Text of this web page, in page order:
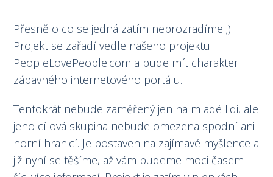
Přesně o co se jedná zatím neprozradíme ;)
Projekt se zařadí vedle našeho projektu
PeopleLovePeople.com a bude mít charakter
zábavného internetového portálu.
Tentokrát nebude zaměřený jen na mladé lidi, ale
jeho cílová skupina nebude omezena spodní ani
horní hranicí. Je postaven na zajímavé myšlence a
již nyní se těšíme, až vám budeme moci časem